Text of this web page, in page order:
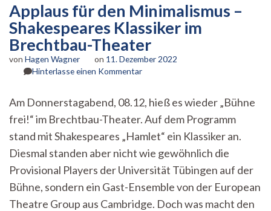
Applaus für den Minimalismus –
Shakespeares Klassiker im
Brechtbau-Theater
von Hagen Wagner on 11. Dezember 2022
Hinterlasse einen Kommentarzu
den
Minimalismus
Shakespeares
Klassiker
im
Theater
Am Donnerstagabend, 08.12, hieß es wieder „Bühne
frei!“ im Brechtbau-Theater. Auf dem Programm
stand mit Shakespeares „Hamlet“ ein Klassiker an.
Diesmal standen aber nicht wie gewöhnlich die
Provisional Players der Universität Tübingen auf der
Bühne, sondern ein Gast-Ensemble von der European
Theatre Group aus Cambridge. Doch was macht den